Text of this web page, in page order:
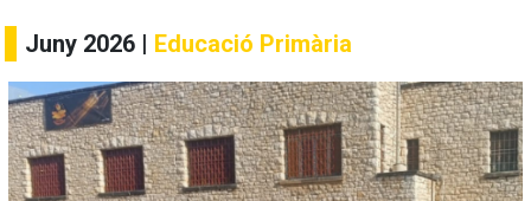
Juny 2026 | Educació Primària